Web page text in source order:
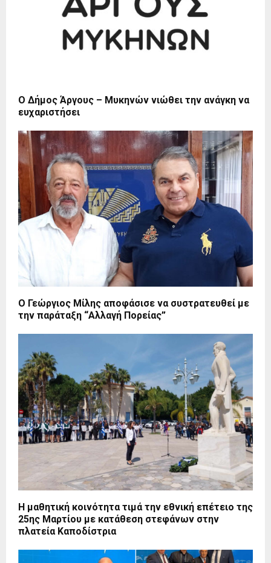
Ο Δήμος Άργους – Μυκηνών νιώθει την ανάγκη να
ευχαριστήσει
Ο Γεώργιος Μίλης αποφάσισε να συστρατευθεί με
την παράταξη “Αλλαγή Πορείας”
Η μαθητική κοινότητα τιμά την εθνική επέτειο της
25ης Μαρτίου με κατάθεση στεφάνων στην
πλατεία Καποδίστρια